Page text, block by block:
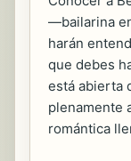
—bailarina
harán
que debes
está abierta
plenamente
romántica